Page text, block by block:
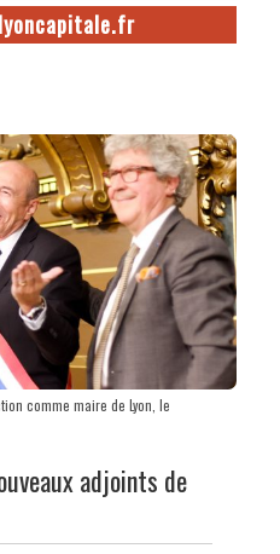
comme maire de Lyon, le
adjoints de